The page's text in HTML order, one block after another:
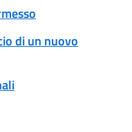
di un nuovo